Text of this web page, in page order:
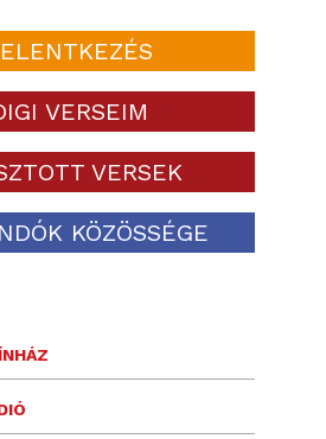
VERSEIM
VERSEK
KÖZÖSSÉGE